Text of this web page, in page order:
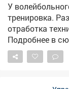
У
тренировка.
отработка
Подробнее в сюжете
#тренировк